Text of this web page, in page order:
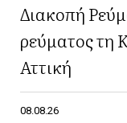
Διακοπή
ρεύματος τη
Αττική
08.08.26